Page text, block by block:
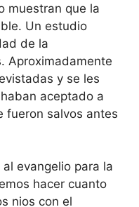
muestran que la
Un estudio
de la
Aproximadamente
y se les
aceptado a
fueron salvos antes
evangelio para la
hacer cuanto
nios con el